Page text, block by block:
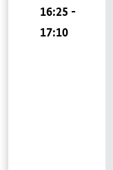
16:25 -
17:10